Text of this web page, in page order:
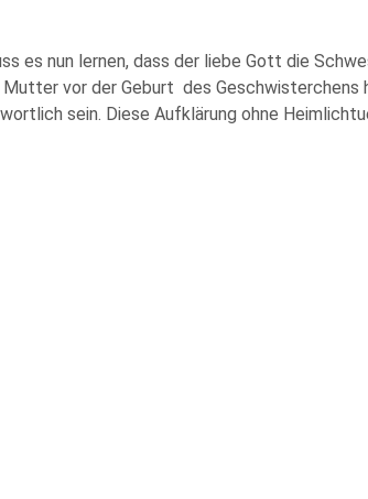
es nun lernen, dass der liebe Gott die
vor der Geburt des Geschwisterchens
sein. Diese Aufklärung ohne